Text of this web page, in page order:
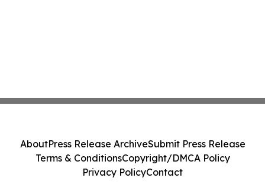
AboutPress Release ArchiveSubmit Press Release
Terms & ConditionsCopyright/DMCA Policy
Privacy PolicyContact